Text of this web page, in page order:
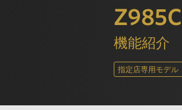
機能紹介
指定店専用モデル